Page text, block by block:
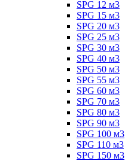
SPG 12 м3
SPG 15 м3
SPG 20 м3
SPG 25 м3
SPG 30 м3
SPG 40 м3
SPG 50 м3
SPG 55 м3
SPG 60 м3
SPG 70 м3
SPG 80 м3
SPG 90 м3
SPG 100 м3
SPG 110 м3
SPG 150 м3